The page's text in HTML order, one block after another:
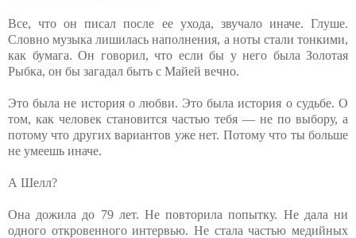
Все, что он писал после ее ухода, звучало иначе. Глуше.
Словно музыка лишилась наполнения, а ноты стали тонкими,
как бумага. Он говорил, что если бы у него была Золотая
Рыбка, он бы загадал быть с Майей вечно.
Это была не история о любви. Это была история о судьбе. О
том, как человек становится частью тебя — не по выбору, а
потому что других вариантов уже нет. Потому что ты больше
не умеешь иначе.
А Шелл?
Она дожила до 79 лет. Не повторила попытку. Не дала ни
одного откровенного интервью. Не стала частью медийных